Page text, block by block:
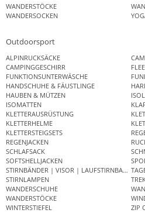
WANDERSTÖCKE
WANDERSOCKEN
Outdoorsport
ALPINRUCKSÄCKE
CAMPINGGESCHIRR
FUNKTIONSUNTERWÄSCHE
HANDSCHUHE & FÄUSTLINGE
HAUBEN & MÜTZEN
ISOMATTEN
KLETTERAUSRÜSTUNG
KLETTERHELME
KLETTERSTEIGSETS
REGENJACKEN
SCHLAFSACK
SOFTSHELLJACKEN
STIRNBÄNDER | VISOR | LAUFSTIRNBAND
STIRNLAMPEN
WANDERSCHUHE
WANDERSTÖCKE
WINTERSTIEFEL
ZIP